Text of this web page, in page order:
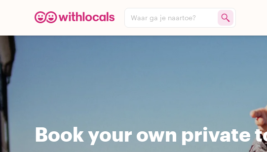
Waar ga je naartoe?
Book your own private